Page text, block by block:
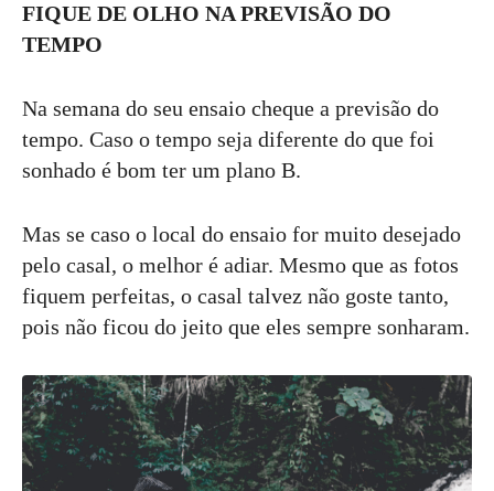
FIQUE DE OLHO NA PREVISÃO DO
TEMPO
Na semana do seu ensaio cheque a previsão do
tempo. Caso o tempo seja diferente do que foi
sonhado é bom ter um plano B.
Mas se caso o local do ensaio for muito desejado
pelo casal, o melhor é adiar. Mesmo que as fotos
fiquem perfeitas, o casal talvez não goste tanto,
pois não ficou do jeito que eles sempre sonharam.